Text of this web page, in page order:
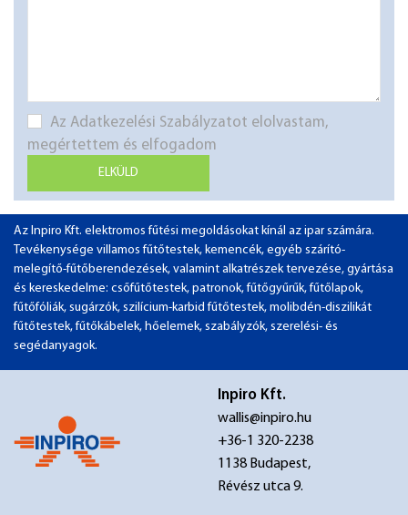
Az Adatkezelési Szabályzatot elolvastam,
megértettem és elfogadom
ELKÜLD
Az Inpiro Kft. elektromos fűtési megoldásokat kínál az ipar számára.
Tevékenysége villamos fűtőtestek, kemencék, egyéb szárító-
melegítő-fűtőberendezések, valamint alkatrészek tervezése, gyártása
és kereskedelme: csőfűtőtestek, patronok, fűtőgyűrűk, fűtőlapok,
fűtőfóliák, sugárzók, szilícium-karbid fűtőtestek, molibdén-diszilikát
fűtőtestek, fűtőkábelek, hőelemek, szabályzók, szerelési- és
segédanyagok.
Inpiro Kft.
wallis@inpiro.hu
+36-1 320-2238
1138 Budapest,
Révész utca 9.